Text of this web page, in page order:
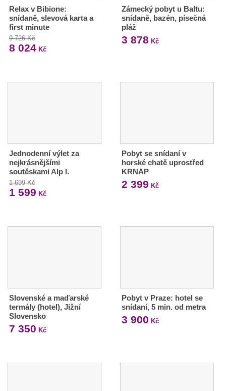
Relax v Bibione:
snídaně, slevová karta a
first minute
9 726 Kč
8 024 Kč
Zámecký pobyt u Baltu:
snídaně, bazén, písečná
pláž
3 878 Kč
Jednodenní výlet za
nejkrásnějšími
soutěskami Alp I.
1 699 Kč
1 599 Kč
Pobyt se snídaní v
horské chatě uprostřed
KRNAP
2 399 Kč
Slovenské a maďarské
termály (hotel), Jižní
Slovensko
7 350 Kč
Pobyt v Praze: hotel se
snídaní, 5 min. od metra
3 900 Kč